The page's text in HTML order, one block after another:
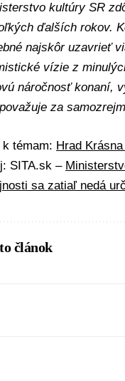
kultúry SR
ďalších rokov.
najskôr uzavrieť
vízie z
náročnosť konaní,
za
témam: Hrad
SITA.sk –
sa zatiaľ nedá
článok